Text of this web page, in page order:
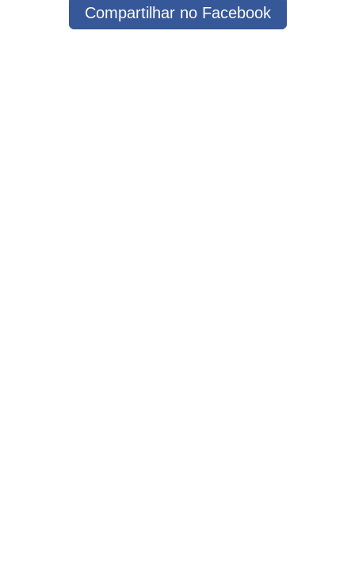
Compartilhar no Facebook